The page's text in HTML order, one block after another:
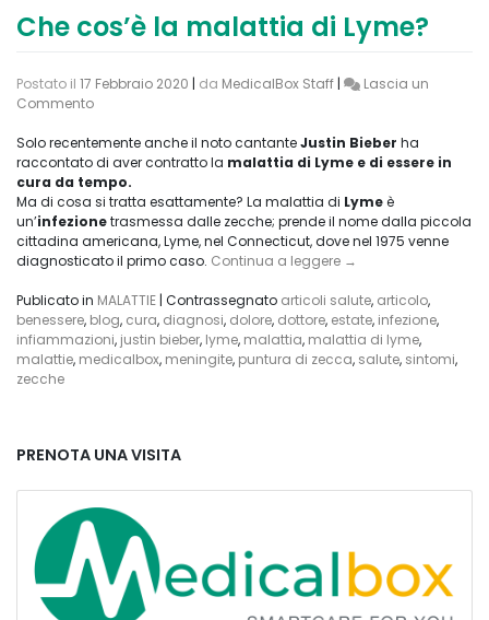
Che cos’è la malattia di Lyme?
Postato il 17 Febbraio 2020 da MedicalBox Staff
Lascia un
Commentoon
cos’è
la
malattia
di
Lyme?
Solo recentemente anche il noto cantanteJustin Bieber ha
raccontato di aver contratto la malattia di Lyme e di essere in
cura da tempo.
Ma di cosa si tratta esattamente? La malattia di Lymeè
un’infezionetrasmessa dalle zecche; prende il nome dalla piccola
cittadina americana, Lyme, nel Connecticut, dove nel 1975 venne
diagnosticato il primo caso. Continua a leggere →
Publicato in MALATTIE Contrassegnato articoli salute, articolo,
benessere, blog, cura, diagnosi, dolore, dottore, estate, infezione,
infiammazioni, justin bieber, lyme, malattia, malattia di lyme,
malattie, medicalbox, meningite, puntura di zecca, salute, sintomi,
zecche
PRENOTA UNA VISITA